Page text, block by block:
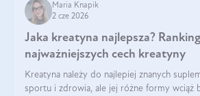
Maria Knapik
2 cze 2026
Jaka kreatyna najlepsza? Ranking
najważniejszych cech kreatyny
Kreatyna należy do najlepiej znanych
sportu i zdrowia, ale jej różne formy wciąż